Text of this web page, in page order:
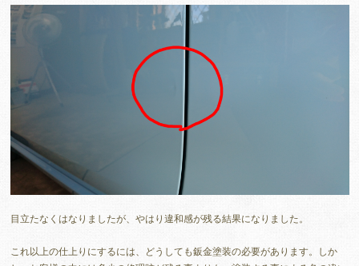
目立たなくはなりましたが、やはり違和感が残る結果になりました。
これ以上の仕上りにするには、どうしても鈑金塗装の必要があります。しか